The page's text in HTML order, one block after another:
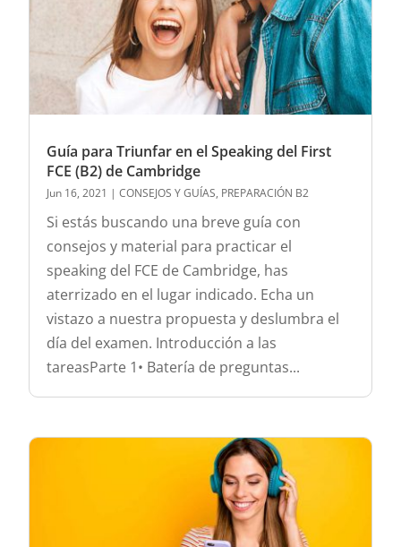
Guía para Triunfar en el Speaking del First
FCE (B2) de Cambridge
Jun 16, 2021 |CONSEJOS Y GUÍAS, PREPARACIÓN B2
Si estás buscando una breve guía con
consejos y material para practicar el
speaking del FCE de Cambridge, has
aterrizado en el lugar indicado. Echa un
vistazo a nuestra propuesta y deslumbra el
día del examen. Introducción a las
tareasParte 1• Batería de preguntas...